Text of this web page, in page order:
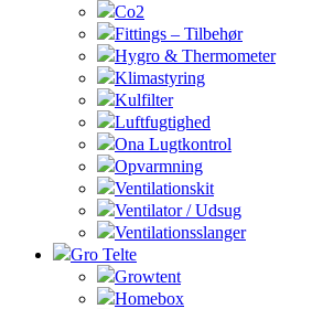
Co2
Fittings – Tilbehør
Hygro & Thermometer
Klimastyring
Kulfilter
Luftfugtighed
Ona Lugtkontrol
Opvarmning
Ventilationskit
Ventilator / Udsug
Ventilationsslanger
Gro Telte
Growtent
Homebox